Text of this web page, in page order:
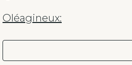
Oléagineux: